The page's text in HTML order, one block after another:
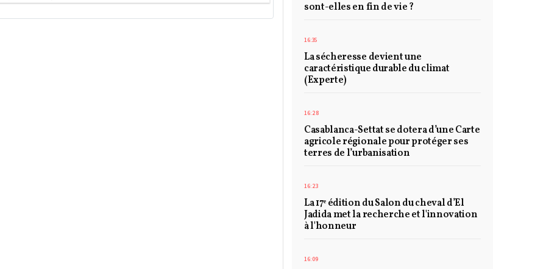
sont-elles en fin de vie ?
16:35
La sécheresse devient une
caractéristique durable du climat
(Experte)
16:28
Casablanca-Settat se dotera d’une Carte
agricole régionale pour protéger ses
terres de l’urbanisation
16:23
La 17ᵉ édition du Salon du cheval d’El
Jadida met la recherche et l'innovation
à l'honneur
16:09